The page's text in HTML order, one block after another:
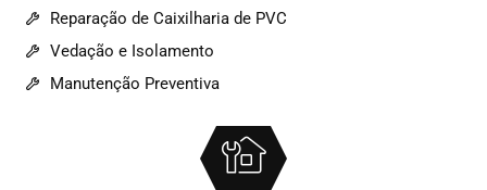
Reparação de Caixilharia de PVC
Vedação e Isolamento
Manutenção Preventiva